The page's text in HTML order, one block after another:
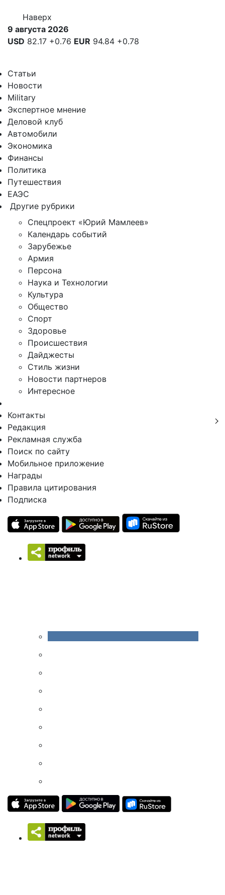
Наверх
9 августа 2026
USD 82.17 +0.76 EUR 94.84 +0.78
Статьи
Новости
Military
Экспертное мнение
Деловой клуб
Автомобили
Экономика
Финансы
Политика
Путешествия
ЕАЭС
Другие рубрики
Спецпроект «Юрий Мамлеев»
Календарь событий
Зарубежье
Армия
Персона
Наука и Технологии
Культура
Общество
Спорт
Здоровье
Происшествия
Дайджесты
Стиль жизни
Новости партнеров
Интересное
Контакты
Редакция
Рекламная служба
Поиск по сайту
Мобильное приложение
Награды
Правила цитирования
Подписка